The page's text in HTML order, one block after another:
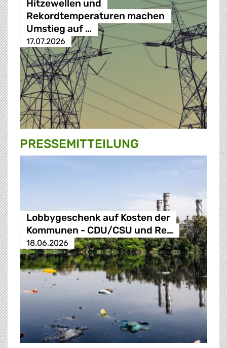
Hitzewellen und
Rekordtemperaturen machen
Umstieg auf …
17.07.2026
PRESSE­MITTEILUNG
Lobbygeschenk auf Kosten der
Kommunen - CDU/CSU und Re…
18.06.2026